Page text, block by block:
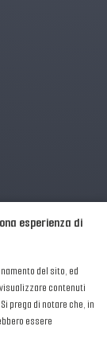
i Diritti Riservati.
esperienza di
del sito, ed
contenuti
prega di notare che, in
essere